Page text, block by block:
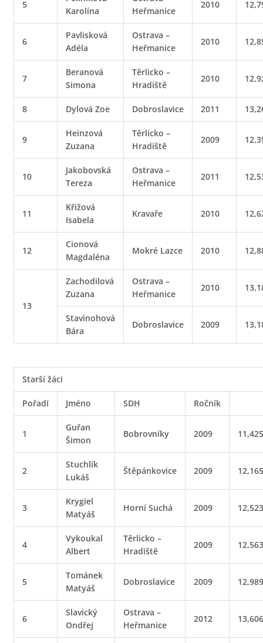
5
Karolína
Heřmanice
2010
6
Pavlisková
Adéla
Ostrava –
Heřmanice
2010
7
Beranová
Simona
Těrlicko –
Hradiště
2010
8 Dylová Zoe Dobroslavice 2011
9
Heinzová
Zuzana
Těrlicko –
Hradiště
2009
10
Jakobovská
Tereza
Ostrava –
Heřmanice
2011
11
Křižová
Isabela
Kravaře 2010
12
Cionová
Magdaléna
Mokré Lazce 2010
13
Zachodilová
Zuzana
Ostrava –
Heřmanice
2010
Stavinohová
Bára
Dobroslavice 2009
Starší žáci
Pořadí Jméno SDH Ročník
1
Guřan
Šimon
Bobrovníky 2009 11,425
2
Stuchlík
Lukáš
Štěpánkovice 2009 12,165
3
Krygiel
Matyáš
Horní Suchá 2009 12,523
4
Vykoukal
Albert
Těrlicko –
Hradiště
2009 12,563
5
Tománek
Matyáš
Dobroslavice 2009 12,989
6
Slavický
Ondřej
Ostrava –
Heřmanice
2012 13,606